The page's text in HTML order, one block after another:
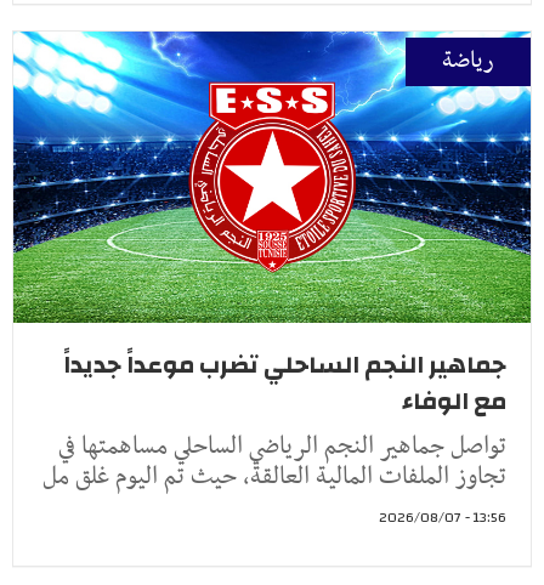
رياضة
جماهير النجم الساحلي تضرب موعداً جديداً
مع الوفاء
تواصل جماهير النجم الرياضي الساحلي مساهمتها في
تجاوز الملفات المالية العالقة، حيث تم اليوم غلق مل
13:56 - 2026/08/07